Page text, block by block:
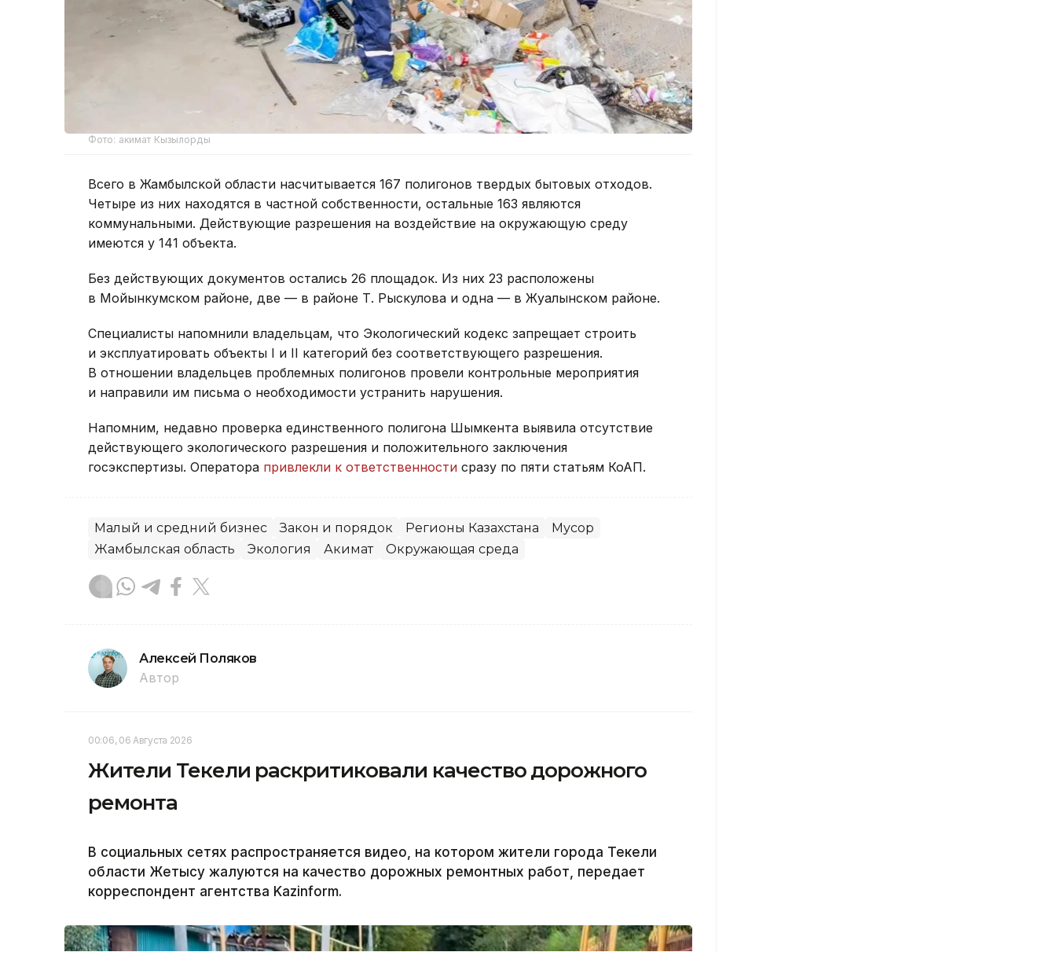
Фото: акимат Кызылорды
Всего в Жамбылской области насчитывается 167 полигонов твердых бытовых отходов.
Четыре из них находятся в частной собственности, остальные 163 являются
коммунальными. Действующие разрешения на воздействие на окружающую среду
имеются у 141 объекта.
Без действующих документов остались 26 площадок. Из них 23 расположены
в Мойынкумском районе, две — в районе Т. Рыскулова и одна — в Жуалынском районе.
Специалисты напомнили владельцам, что Экологический кодекс запрещает строить
и эксплуатировать объекты I и II категорий без соответствующего разрешения.
В отношении владельцев проблемных полигонов провели контрольные мероприятия
и направили им письма о необходимости устранить нарушения.
Напомним, недавно проверка единственного полигона Шымкента выявила отсутствие
действующего экологического разрешения и положительного заключения
госэкспертизы. Оператора привлекли к ответственности сразу по пяти статьям КоАП.
Малый и средний бизнес Закон и порядок Регионы Казахстана
Мусор
Жамбылская область
Экология Акимат Окружающая среда
Алексей Поляков
Автор
00:06, 06 Августа 2026
Жители Текели раскритиковали качество дорожного
ремонта
В социальных сетях распространяется видео, на котором жители города Текели
области Жетысу жалуются на качество дорожных ремонтных работ, передает
корреспондент агентства Kazinform.